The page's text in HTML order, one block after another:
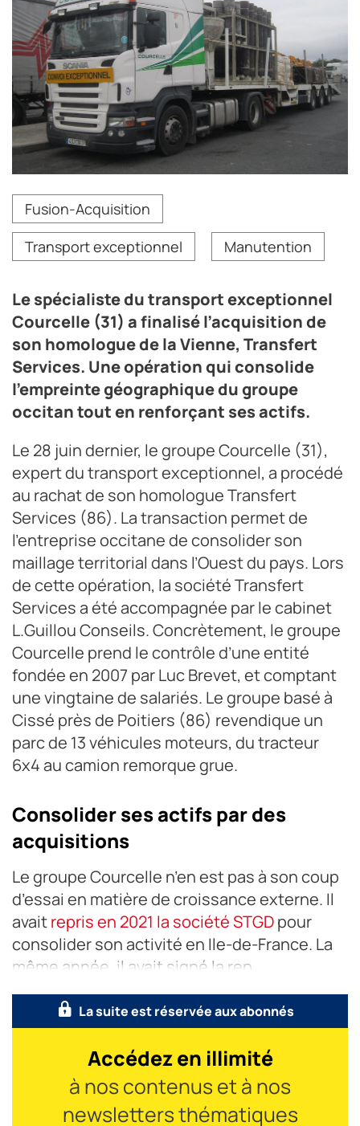
Le groupe Courcelle (31) est spécialisé dans le
transport exceptionnel et la manutention lourde.
Crédit photo DR
Fusion-Acquisition
Transport exceptionnel
Manutention
Le spécialiste du transport exceptionnel
Courcelle (31) a finalisé l’acquisition de
son homologue de la Vienne, Transfert
Services. Une opération qui consolide
l’empreinte géographique du groupe
occitan tout en renforçant ses actifs.
Le 28 juin dernier, le groupe Courcelle (31),
expert du transport exceptionnel, a procédé
au rachat de son homologue Transfert
Services (86). La transaction permet de
l’entreprise occitane de consolider son
maillage territorial dans l’Ouest du pays. Lors
de cette opération, la société Transfert
Services a été accompagnée par le cabinet
L.Guillou Conseils. Concrètement, le groupe
Courcelle prend le contrôle d’une entité
fondée en 2007 par Luc Brevet, et comptant
une vingtaine de salariés. Le groupe basé à
Cissé près de Poitiers (86) revendique un
parc de 13 véhicules moteurs, du tracteur
6x4 au camion remorque grue.
Consolider ses actifs par des
acquisitions
Le groupe Courcelle n’en est pas à son coup
d’essai en matière de croissance externe. Il
avaitrepris en 2021 la société STGDpour
consolider son activité en Ile-de-France. La
même année, il avait signé la rep
La suite est réservée aux abonnés
Accédez en illimité
à nos contenus et à nos
newsletters thématiques